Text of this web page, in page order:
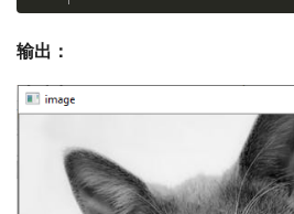
输出：